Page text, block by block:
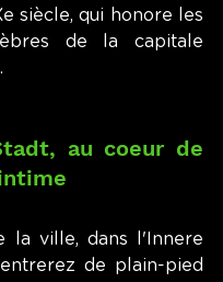
siècle, qui honore les
de la capitale
au coeur de
la ville, dans l'Innere
de plain-pied